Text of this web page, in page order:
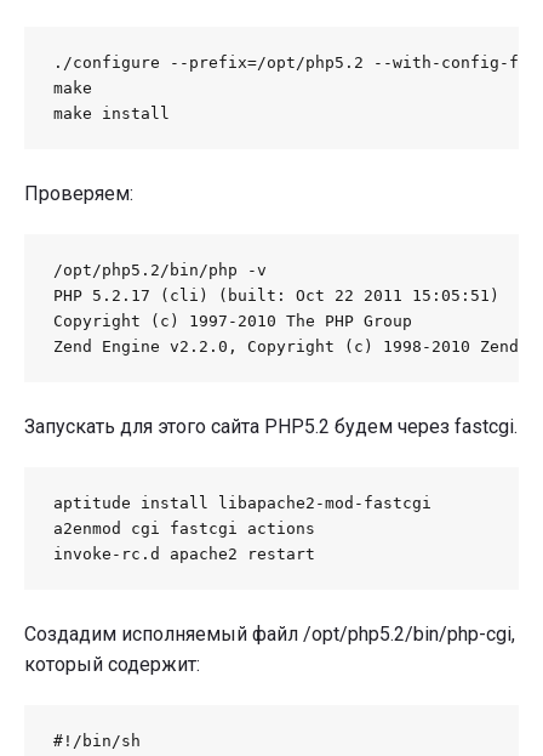
./configure --prefix=/opt/php5.2 --with-config-
make
make install
Проверяем:
/opt/php5.2/bin/php -v
PHP 5.2.17 (cli) (built: Oct 22 2011 15:05:51)
Copyright (c) 1997-2010 The PHP Group
Zend Engine v2.2.0, Copyright (c) 1998-2010 Zend
Запускать для этого сайта PHP5.2 будем через fastcgi.
aptitude install libapache2-mod-fastcgi
a2enmod cgi fastcgi actions
invoke-rc.d apache2 restart
Создадим исполняемый файл /opt/php5.2/bin/php-cgi,
который содержит:
#!/bin/sh